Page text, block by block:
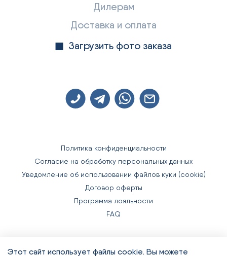
Загрузить фото заказа
Дилерам
Доставка и оплата
Политика конфиденциальности
Согласие на обработку персональных данных
Уведомление об использовании файлов куки (cookie)
Договор оферты
Программа лояльности
FAQ
Этот сайт использует файлы cookie. Вы можете